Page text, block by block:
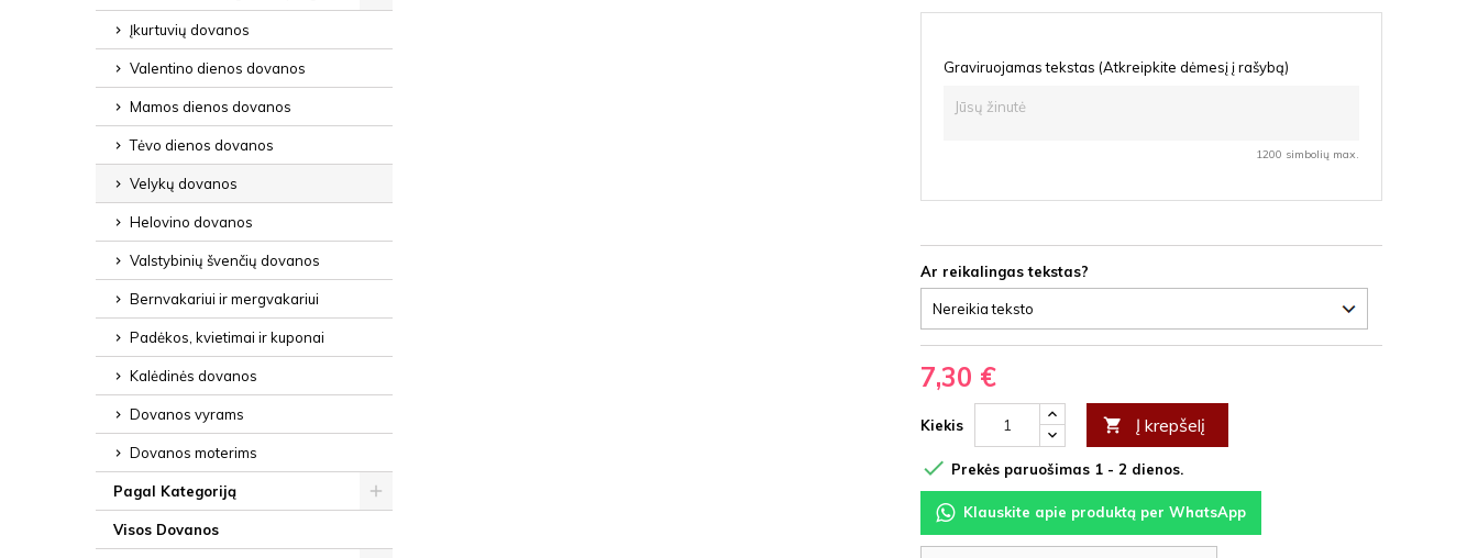
Įkurtuvių dovanos
Valentino dienos dovanos
Mamos dienos dovanos
Tėvo dienos dovanos
Velykų dovanos
Helovino dovanos
Valstybinių švenčių dovanos
Bernvakariui ir mergvakariui
Padėkos, kvietimai ir kuponai
Kalėdinės dovanos
Dovanos vyrams
Dovanos moterims
Pagal Kategoriją
Visos Dovanos
Graviruojamas tekstas (Atkreipkite dėmesį į rašybą)
1200 simbolių max.
Ar reikalingas tekstas?
7,30 €
Kiekis  Į krepšelį
 Prekės paruošimas 1 - 2 dienos.
Klauskite apie produktą per WhatsApp